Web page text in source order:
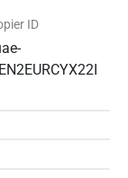
ID